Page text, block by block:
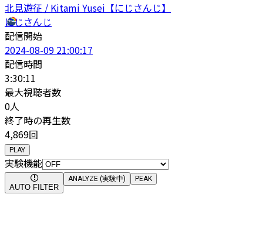
北見遊征 / Kitami Yusei【にじさんじ】
にじさんじ
配信開始
2024-08-09 21:00:17
配信時間
3:30:11
最大視聴者数
0人
終了時の再生数
4,869回
PLAY
実験機能
AUTO FILTER
ANALYZE (実験中) PEAK